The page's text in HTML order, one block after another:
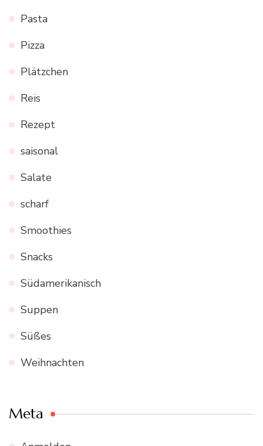
Pasta
Pizza
Plätzchen
Reis
Rezept
saisonal
Salate
scharf
Smoothies
Snacks
Südamerikanisch
Suppen
Süßes
Weihnachten
Meta